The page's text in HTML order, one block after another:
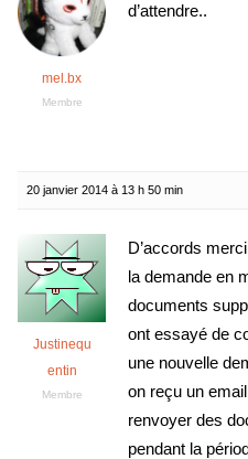
mel.bx
Membre
d’attendre..
20 janvier 2014 à 13 h 50 min
Justinequ
entin
Membre
D’accords
la demande en
documents
ont essayé de
une nouvelle
on reçu un
renvoyer des
pendant la